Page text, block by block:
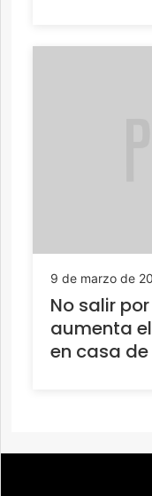
9 de marzo de
No salir
aumenta
en casa